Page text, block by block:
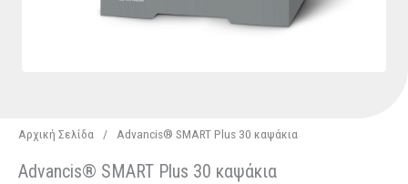
Αρχική Σελίδα / Advancis® SMART Plus 30 καψάκια
Advancis® SMART Plus 30 καψάκια